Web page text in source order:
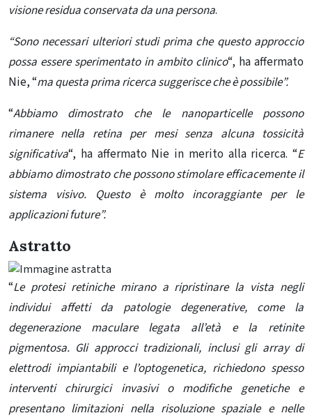
visione residua conservata da una persona.
“Sono necessari ulteriori studi prima che questo approccio
possa essere sperimentato in ambito clinico“, ha affermato
Nie, “ma questa prima ricerca suggerisce che è possibile”.
“Abbiamo dimostrato che le nanoparticelle possono
rimanere nella retina per mesi senza alcuna tossicità
significativa“, ha affermato Nie in merito alla ricerca. “E
abbiamo dimostrato che possono stimolare efficacemente il
sistema visivo. Questo è molto incoraggiante per le
applicazioni future”.
Astratto
“Le protesi retiniche mirano a ripristinare la vista negli
individui affetti da patologie degenerative, come la
degenerazione maculare legata all’età e la retinite
pigmentosa. Gli approcci tradizionali, inclusi gli array di
elettrodi impiantabili e l’optogenetica, richiedono spesso
interventi chirurgici invasivi o modifiche genetiche e
presentano limitazioni nella risoluzione spaziale e nelle